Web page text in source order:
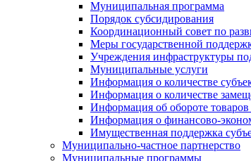
Муниципальная программа
Порядок субсидирования
Координационный совет по
Меры государственной
Учреждения инфраструктуры
Муниципальные услуги
Информация о количестве
Информация о количестве
Информация об обороте
Информация о финансово-
Имущественная поддержка
Муниципально-частное партнерство
Муниципальные программы